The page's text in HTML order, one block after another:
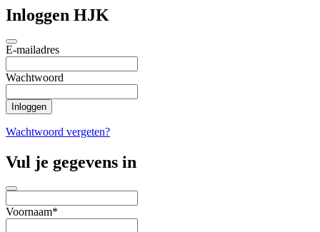
Inloggen HJK
E-mailadres
Wachtwoord
Wachtwoord vergeten?
Vul je gegevens in
Voornaam*